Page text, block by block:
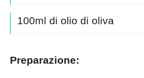
100ml di olio di oliva
Preparazione: